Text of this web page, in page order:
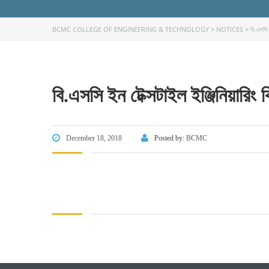
BCMC COLLEGE OF ENGINEERING & TECHNOLOGY > NOTICES > বি.এসসি
বি.এসসি ইন টেক্সটাইল
December 18, 2018 Posted by: BCMC
FACEBOOK PRIMARY PAGE